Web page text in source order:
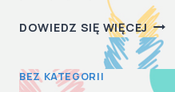
DOWIEDZ SIĘ WIĘCEJ
BEZ KATEGORII